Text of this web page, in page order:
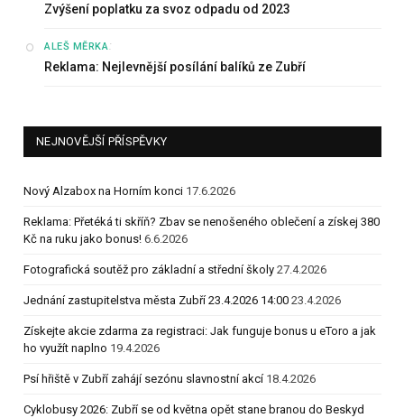
Zvýšení poplatku za svoz odpadu od 2023
ALEŠ MĚRKA:
Reklama: Nejlevnější posílání balíků ze Zubří
NEJNOVĚJŠÍ PŘÍSPĚVKY
Nový Alzabox na Horním konci 17.6.2026
Reklama: Přetéká ti skříň? Zbav se nenošeného oblečení a získej 380
Kč na ruku jako bonus! 6.6.2026
Fotografická soutěž pro základní a střední školy 27.4.2026
Jednání zastupitelstva města Zubří 23.4.2026 14:00 23.4.2026
Získejte akcie zdarma za registraci: Jak funguje bonus u eToro a jak
ho využít naplno 19.4.2026
Psí hřiště v Zubří zahájí sezónu slavnostní akcí 18.4.2026
Cyklobusy 2026: Zubří se od května opět stane branou do Beskyd